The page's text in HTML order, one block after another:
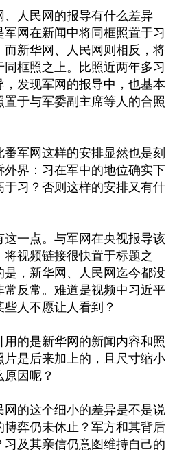
人民网的报导有什么差异
网在新闻中将同框照置于习
新华网、人民网则相反，将
框照之上。比照近两年多习
发现军网的报导中，也基本
于与军委副主席等人的合照
军网这样的安排显然也是刻
界：习在军中的地位确实下
于习？否则这样的安排又有什
一点。与军网在央视报导该
视频链接很快置于标题之
，新华网、人民网迄今都没
反常。难道是视频中习近平
人不愿让人看到？
的是新华网的新闻内容和照
片是后来加上的，且尺寸缩小
因呢？
的这个细小的差异是不是说
博弈仍未休止？军方和其背后
习及其亲信仍意图维持自己的